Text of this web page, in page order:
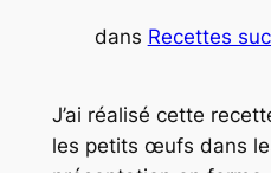
dans Recettes
J’ai réalisé cette
les petits œufs dans